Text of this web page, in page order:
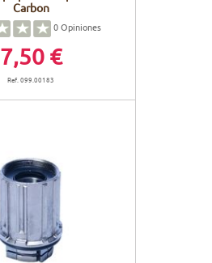
Carbon
0Opiniones
7,50 €
Ref. 099.00183